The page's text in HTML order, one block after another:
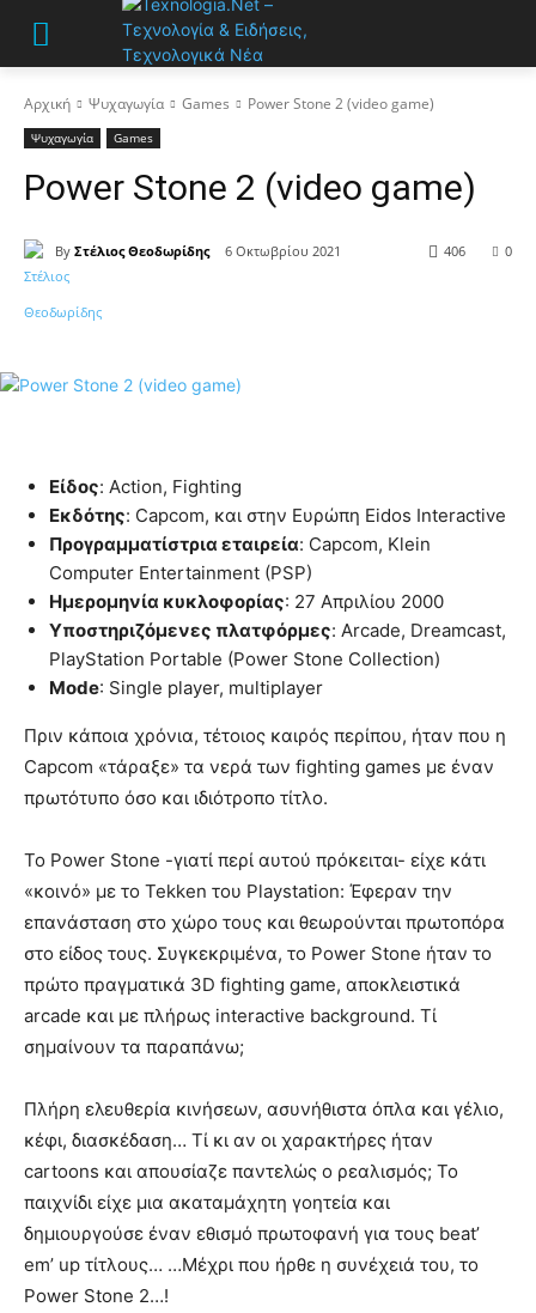
Αρχική Ψυχαγωγία Games Power Stone 2 (video game)
Ψυχαγωγία Games
Power Stone 2 (video game)
By Στέλιος Θεοδωρίδης 6 Οκτωβρίου 2021 0
406
Είδος: Action, Fighting
Εκδότης: Capcom, και στην Ευρώπη Eidos Interactive
Προγραμματίστρια εταιρεία: Capcom, Klein
Computer Entertainment (PSP)
Ημερομηνία κυκλοφορίας: 27 Απριλίου 2000
Υποστηριζόμενες πλατφόρμες: Arcade, Dreamcast,
PlayStation Portable (Power Stone Collection)
Mode: Single player, multiplayer
Πριν κάποια χρόνια, τέτοιος καιρός περίπου, ήταν που η
Capcom «τάραξε» τα νερά των fighting games με έναν
πρωτότυπο όσο και ιδιότροπο τίτλο.
Το Power Stone -γιατί περί αυτού πρόκειται- είχε κάτι
«κοινό» με το Tekken του Playstation: Έφεραν την
επανάσταση στο χώρο τους και θεωρούνται πρωτοπόρα
στο είδος τους. Συγκεκριμένα, το Power Stone ήταν το
πρώτο πραγματικά 3D fighting game, αποκλειστικά
arcade και με πλήρως interactive background. Τί
σημαίνουν τα παραπάνω;
Πλήρη ελευθερία κινήσεων, ασυνήθιστα όπλα και γέλιο,
κέφι, διασκέδαση… Τί κι αν οι χαρακτήρες ήταν
cartoons και απουσίαζε παντελώς ο ρεαλισμός; Το
παιχνίδι είχε μια ακαταμάχητη γοητεία και
δημιουργούσε έναν εθισμό πρωτοφανή για τους beat’
em’ up τίτλους… …Mέχρι που ήρθε η συνέχειά του, το
Power Stone 2…!